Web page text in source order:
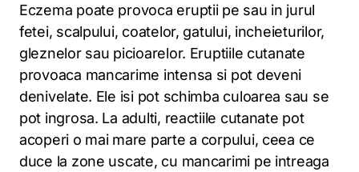
Eczema poate provoca eruptii pe sau in jurul
fetei, scalpului, coatelor, gatului, incheieturilor,
gleznelor sau picioarelor. Eruptiile cutanate
provoaca mancarime intensa si pot deveni
denivelate. Ele isi pot schimba culoarea sau se
pot ingrosa. La adulti, reactiile cutanate pot
acoperi o mai mare parte a corpului, ceea ce
duce la zone uscate, cu mancarimi pe intreaga